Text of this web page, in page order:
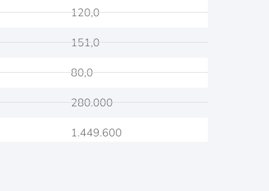
120,0
151,0
80,0
280.000
1.449.600